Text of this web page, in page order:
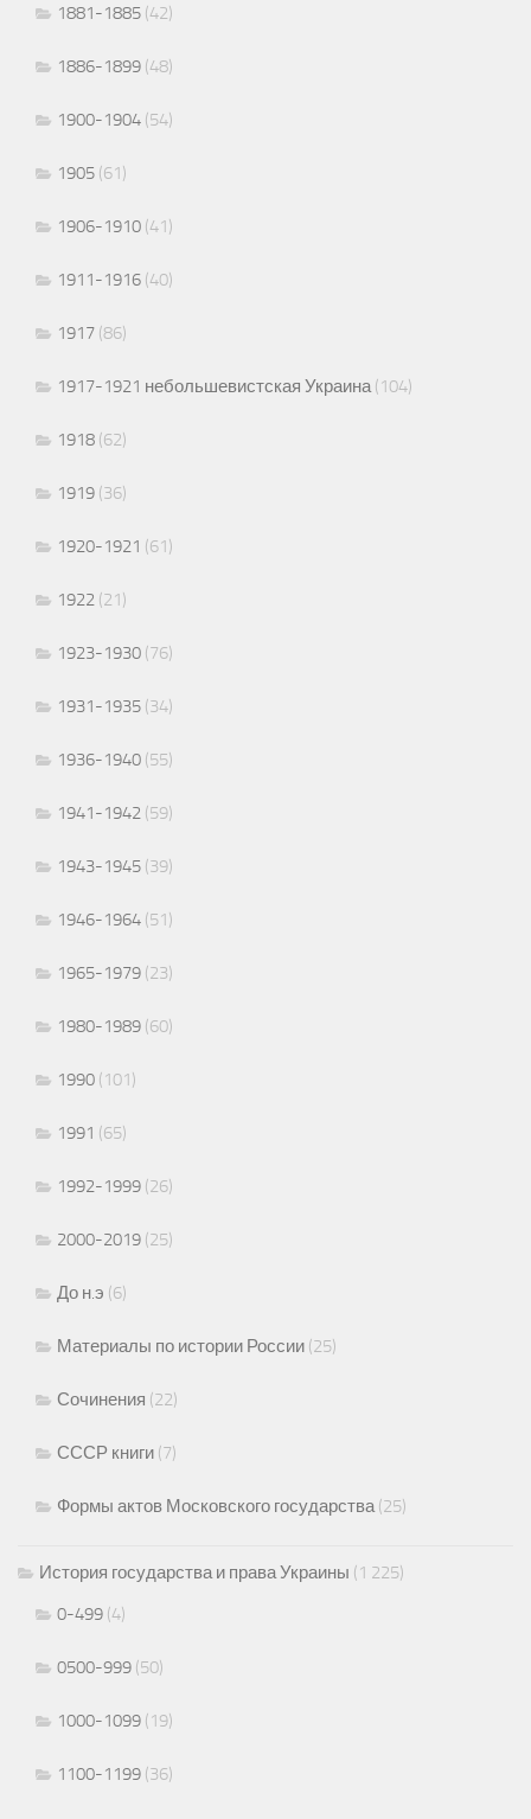
1881-1885 (42)
1886-1899 (48)
1900-1904 (54)
1905 (61)
1906-1910 (41)
1911-1916 (40)
1917 (86)
1917-1921 небольшевистская Украина(104)
1918 (62)
1919 (36)
1920-1921 (61)
1922 (21)
1923-1930 (76)
1931-1935 (34)
1936-1940 (55)
1941-1942 (59)
1943-1945 (39)
1946-1964 (51)
1965-1979 (23)
1980-1989 (60)
1990 (101)
1991 (65)
1992-1999 (26)
2000-2019 (25)
До н.э (6)
Материалы по истории России (25)
Сочинения (22)
СССР книги (7)
Формы актов Московского государства(25)
История государства и права Украины (1 225)
0-499 (4)
0500-999 (50)
1000-1099 (19)
1100-1199 (36)